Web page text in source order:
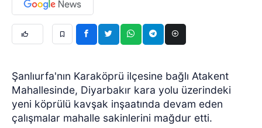
Şanlıurfa'nın Karaköprü ilçesine bağlı Atakent
Mahallesinde, Diyarbakır kara yolu üzerindeki
yeni köprülü kavşak inşaatında devam eden
çalışmalar mahalle sakinlerini mağdur etti.